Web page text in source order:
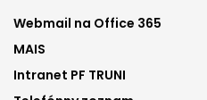
Footer
menu
Webmail na Office 365
MAIS
Intranet PF TRUNI